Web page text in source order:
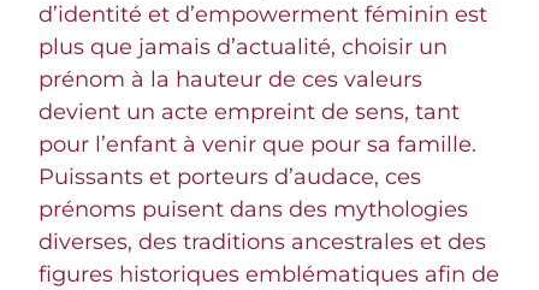
d’identité et d’empowerment féminin est
plus que jamais d’actualité, choisir un
prénom à la hauteur de ces valeurs
devient un acte empreint de sens, tant
pour l’enfant à venir que pour sa famille.
Puissants et porteurs d’audace, ces
prénoms puisent dans des mythologies
diverses, des traditions ancestrales et des
figures historiques emblématiques afin de